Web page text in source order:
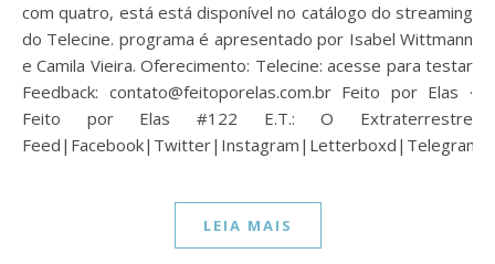
com quatro, está está disponível no catálogo do streaming
do Telecine. programa é apresentado por Isabel Wittmann
e Camila Vieira. Oferecimento: Telecine: acesse para testar
Feedback: contato@feitoporelas.com.br Feito por Elas ·
Feito por Elas #122 E.T.: O Extraterrestre
Feed|Facebook|Twitter|Instagram|Letterboxd|Telegram…
LEIA MAIS